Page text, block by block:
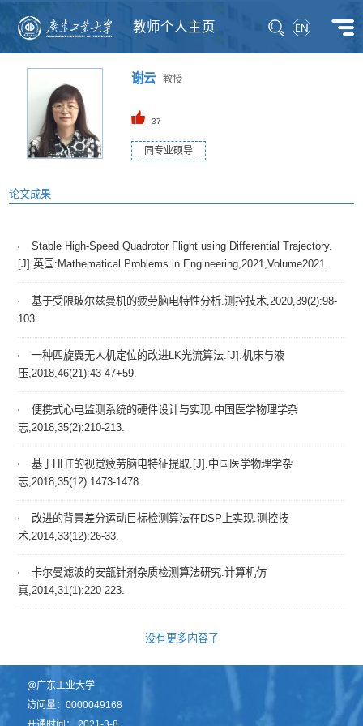
教师个人主页
谢云教授
37
同专业硕导
论文成果
Stable High-Speed Quadrotor Flight using Differential Trajectory.
[J].英国:Mathematical Problems in Engineering,2021,Volume2021
基于受限玻尔兹曼机的疲劳脑电特性分析.测控技术,2020,39(2):98-
103.
一种四旋翼无人机定位的改进LK光流算法.[J].机床与液
压,2018,46(21):43-47+59.
便携式心电监测系统的硬件设计与实现.中国医学物理学杂
志,2018,35(2):210-213.
基于HHT的视觉疲劳脑电特征提取.[J].中国医学物理学杂
志,2018,35(12):1473-1478.
改进的背景差分运动目标检测算法在DSP上实现.测控技
术,2014,33(12):26-33.
卡尔曼滤波的安瓿针剂杂质检测算法研究.计算机仿
真,2014,31(1):220-223.
没有更多内容了
@广东工业大学
访问量：0000049168